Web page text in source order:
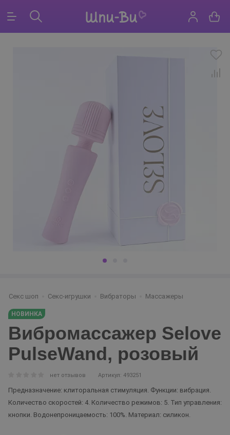
Секс шоп Секс-игрушки Вибраторы Массажеры
НОВИНКА
Вибромассажер Selove
PulseWand, розовый
нет отзывов Артикул: 493251
Предназначение: клиторальная стимуляция. Функции: вибрация.
Количество скоростей: 4. Количество режимов: 5. Тип управления:
кнопки. Водонепроницаемость: 100%. Материал: силикон.